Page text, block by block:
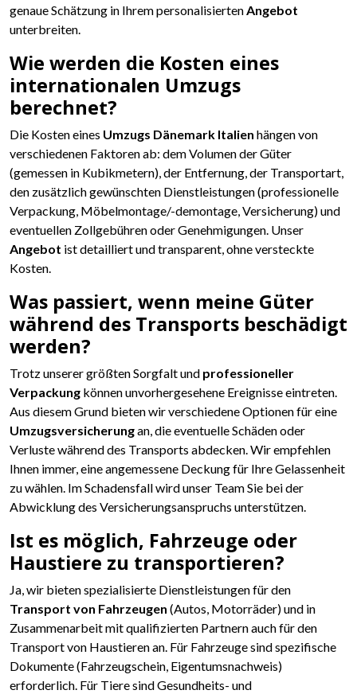
genaue Schätzung in Ihrem personalisiertenAngebot
unterbreiten.
Wie werden die Kosten eines
internationalen Umzugs
berechnet?
Die Kosten eines Umzugs Dänemark Italien hängen von
verschiedenen Faktoren ab: dem Volumen der Güter
(gemessen in Kubikmetern), der Entfernung, der Transportart,
den zusätzlich gewünschten Dienstleistungen (professionelle
Verpackung, Möbelmontage/-demontage, Versicherung) und
eventuellen Zollgebühren oder Genehmigungen. Unser
Angebot ist detailliert und transparent, ohne versteckte
Kosten.
Was passiert, wenn meine Güter
während des Transports beschädigt
werden?
Trotz unserer größten Sorgfalt und professioneller
Verpackung können unvorhergesehene Ereignisse eintreten.
Aus diesem Grund bieten wir verschiedene Optionen für eine
Umzugsversicherungan, die eventuelle Schäden oder
Verluste während des Transports abdecken. Wir empfehlen
Ihnen immer, eine angemessene Deckung für Ihre Gelassenheit
zu wählen. Im Schadensfall wird unser Team Sie bei der
Abwicklung des Versicherungsanspruchs unterstützen.
Ist es möglich, Fahrzeuge oder
Haustiere zu transportieren?
Ja, wir bieten spezialisierte Dienstleistungen für den
Transport von Fahrzeugen (Autos, Motorräder) und in
Zusammenarbeit mit qualifizierten Partnern auch für den
Transport von Haustieren an. Für Fahrzeuge sind spezifische
Dokumente (Fahrzeugschein, Eigentumsnachweis)
erforderlich. Für Tiere sind Gesundheits- und